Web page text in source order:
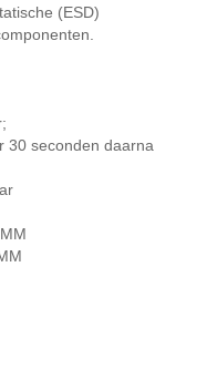
(ESD)
30 seconden daarna